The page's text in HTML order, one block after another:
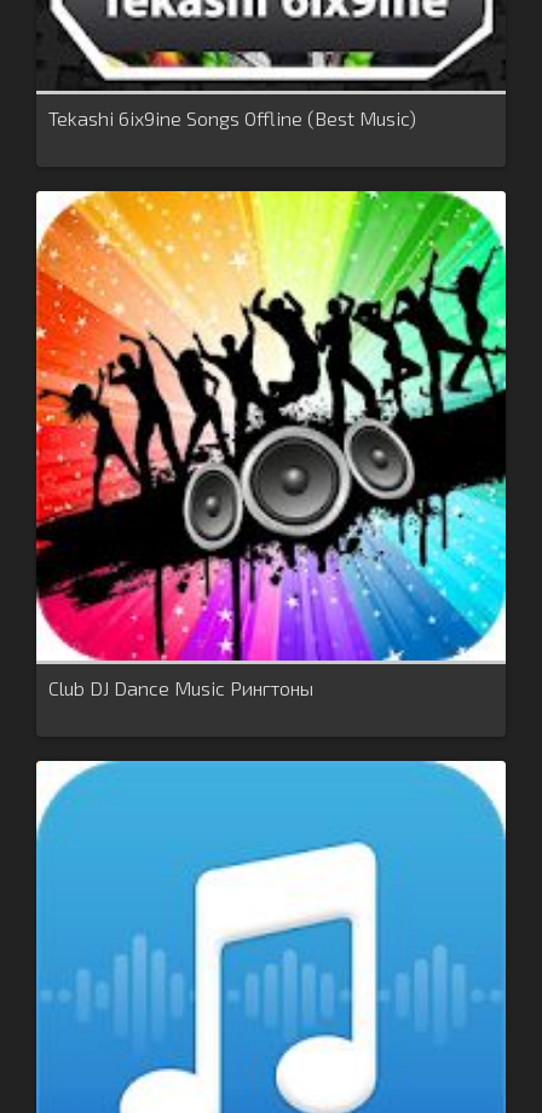
Tekashi 6ix9ine Songs Offline (Best Music)
Club DJ Dance Music Рингтоны